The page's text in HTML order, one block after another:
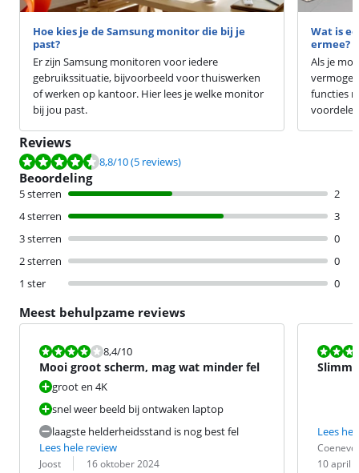
Hoe kies je de Samsung monitor die bij je
past?
Er zijn Samsung monitoren voor iedere
gebruikssituatie, bijvoorbeeld voor thuiswerken
of werken op kantoor. Hier lees je welke monitor
bij jou past.
Wat is
ermee?
Als je
functies
Reviews
Beoordeling is 8,8 van de 10, gebaseerd op 5 reviews.
8,8/10(5 reviews)
Beoordeling
5 sterren
2
4 sterren
3
3 sterren
0
2 sterren
0
1 ster
0
Meest behulpzame reviews
Beoordeling is 8,4 van de 10.
8,4/10
Mooi groot scherm, mag wat minder fel
groot en 4K
snel weer beeld bij ontwaken laptop
laagste helderheidsstand is nog best fel
Lees hele review
Beoordeling door:
Joost
Datum: 16 oktober 2024
Lees
Datum:
10 april